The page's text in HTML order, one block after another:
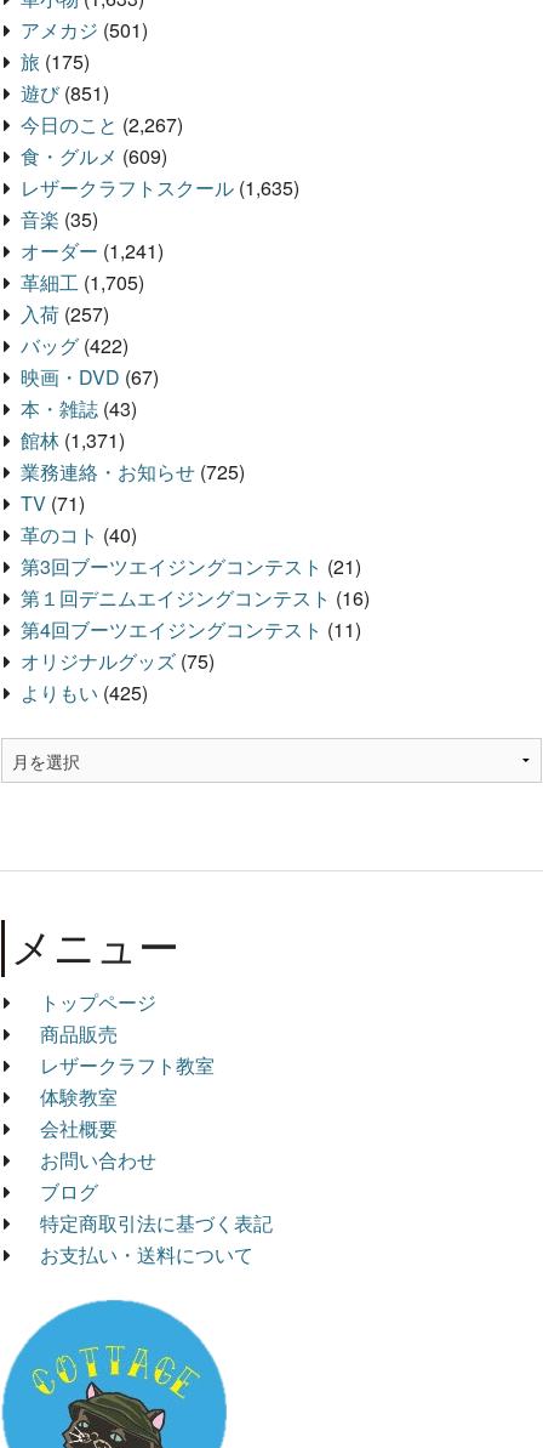
アメカジ (501)
旅 (175)
遊び(851)
今日のこと (2,267)
食・グルメ (609)
レザークラフトスクール (1,635)
音楽 (35)
オーダー (1,241)
革細工 (1,705)
入荷 (257)
バッグ (422)
映画・DVD (67)
本・雑誌 (43)
館林 (1,371)
業務連絡・お知らせ (725)
TV (71)
革のコト (40)
第3回ブーツエイジングコンテスト (21)
第１回デニムエイジングコンテスト (16)
第4回ブーツエイジングコンテスト (11)
オリジナルグッズ (75)
よりもい (425)
メニュー
トップページ
商品販売
レザークラフト教室
体験教室
会社概要
お問い合わせ
ブログ
特定商取引法に基づく表記
お支払い・送料について